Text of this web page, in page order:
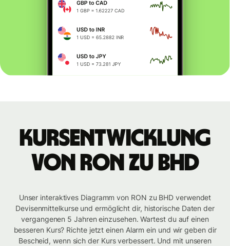
Kursentwicklung
von RON zu BHD
Unser interaktives Diagramm von RON zu BHD verwendet
Devisenmittelkurse und ermöglicht dir, historische Daten der
vergangenen 5 Jahren einzusehen. Wartest du auf einen
besseren Kurs? Richte jetzt einen Alarm ein und wir geben dir
Bescheid, wenn sich der Kurs verbessert. Und mit unseren